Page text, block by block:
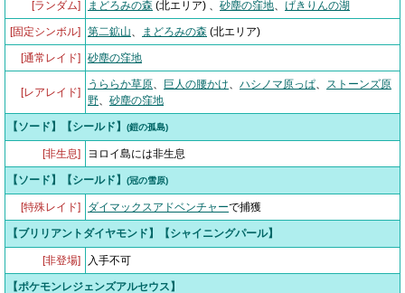
[ランダム] まどろみの森 (北エリア) 、 砂塵の窪地、 げきりんの湖
[固定シンボル] 第二鉱山、 まどろみの森 (北エリア)
[通常レイド] 砂塵の窪地
[レアレイド]
うららか草原、 巨人の腰かけ、 ハシノマ原っぱ、 ストーンズ原
野、 砂塵の窪地
【ソード】【シールド】 (鎧の孤島)
[非生息] ヨロイ島には非生息
【ソード】【シールド】 (冠の雪原)
[特殊レイド] ダイマックスアドベンチャーで捕獲
【ブリリアントダイヤモンド】【シャイニングパール】
[非登場] 入手不可
【ポケモンレジェンズアルセウス】